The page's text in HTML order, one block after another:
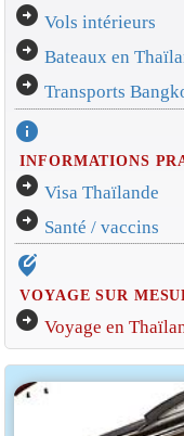
arrow_circle_right Vols intérieurs
arrow_circle_right Bateaux en
arrow_circle_right Transports
info
INFORMATIONS
arrow_circle_right Visa Thaïlande
arrow_circle_right Santé / vaccins
edit_location_alt
VOYAGE SUR
arrow_circle_right Voyage en